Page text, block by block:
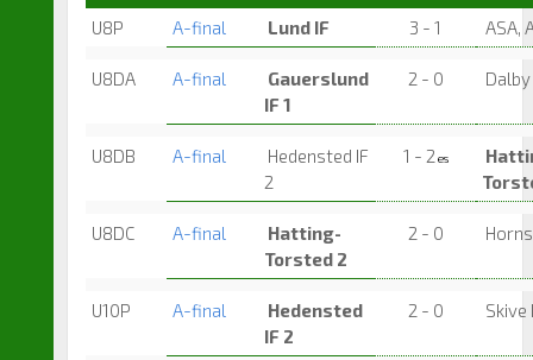
U8P A-final Lund IF 3 - 1 ASA,
U8DA A-final
Gauerslund
IF 1
2 - 0 Dalby
U8DB A-final
Hedensted IF
2
1 - 2 es
U8DC A-final
Hatting-
Torsted 2
2 - 0
U10P A-final
Hedensted
IF 2
2 - 0 Skive